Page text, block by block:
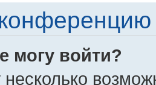
могу войти?